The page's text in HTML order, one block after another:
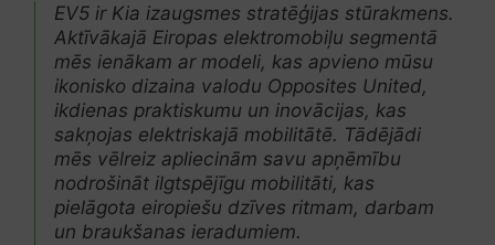
EV5 ir Kia izaugsmes stratēģijas stūrakmens.
Aktīvākajā Eiropas elektromobiļu segmentā
mēs ienākam ar modeli, kas apvieno mūsu
ikonisko dizaina valodu Opposites United,
ikdienas praktiskumu un inovācijas, kas
sakņojas elektriskajā mobilitātē. Tādējādi
mēs vēlreiz apliecinām savu apņēmību
nodrošināt ilgtspējīgu mobilitāti, kas
pielāgota eiropiešu dzīves ritmam, darbam
un braukšanas ieradumiem.